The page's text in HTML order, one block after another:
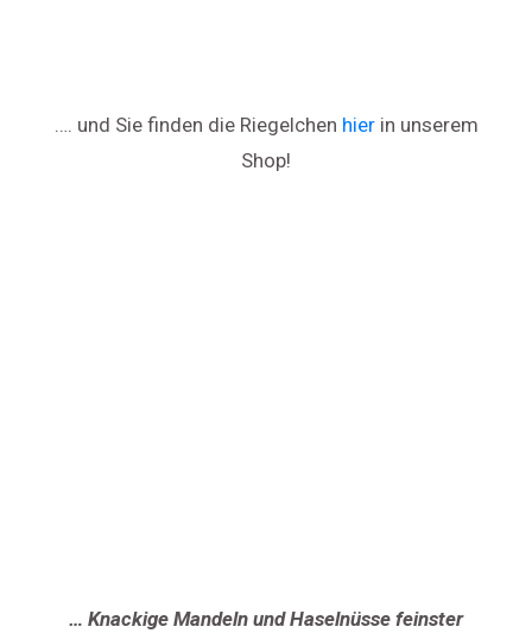
…. und Sie finden die Riegelchen hierin unserem
Shop!
… Knackige Mandeln und Haselnüsse feinster